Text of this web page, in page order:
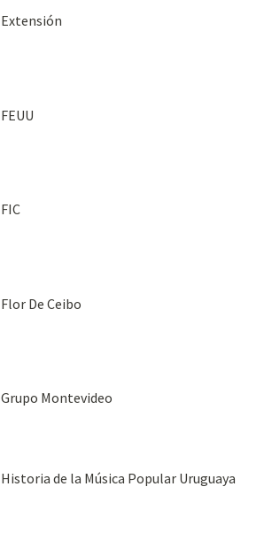
Extensión
FEUU
FIC
Flor De Ceibo
Grupo Montevideo
Historia de la Música Popular Uruguaya